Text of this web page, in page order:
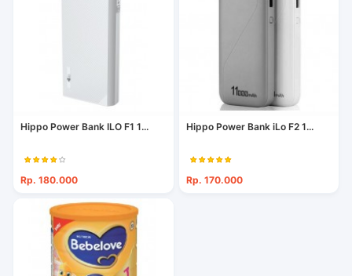
Hippo Power Bank ILO F1 1...
Rp. 180.000
Hippo Power Bank iLo F2 1...
Rp. 170.000